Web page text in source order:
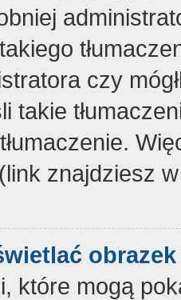
czy
takie
znajdziesz
które mogą